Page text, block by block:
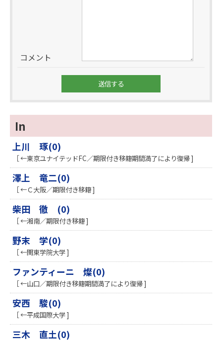
コメント
In
上川 琢(0)
［ ←東京ユナイテッドFC／期限付き移籍期間満了により復帰 ]
澤上 竜二(0)
［ ←Ｃ大阪／期限付き移籍 ]
柴田 徹 (0)
［ ←湘南／期限付き移籍 ]
野末 学(0)
［ ←関東学院大学 ]
ファンティーニ 燦(0)
［ ←山口／期限付き移籍期間満了により復帰 ]
安西 駿(0)
［ ←平成国際大学 ]
三木 直土(0)